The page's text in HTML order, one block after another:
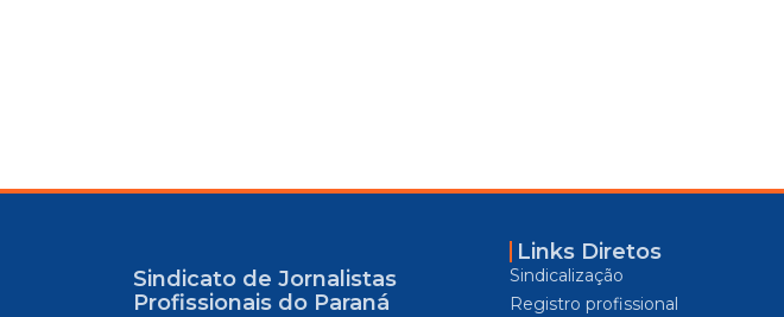
Sindicato de Jornalistas
Profissionais do Paraná
Links Diretos
Sindicalização
Registro profissional